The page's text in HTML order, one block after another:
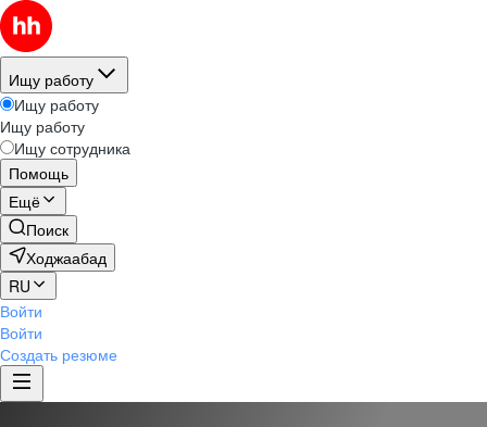
Ищу работу
Ищу работу
Ищу работу
Ищу сотрудника
Помощь
Ещё
Поиск
Ходжаабад
RU
Войти
Войти
Создать резюме